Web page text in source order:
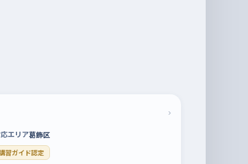
›
エリア葛飾区
習ガイド認定